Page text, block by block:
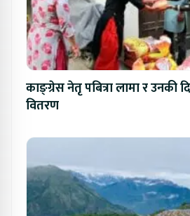
काङ्ग्रेस नेतृ पबित्रा लामा र उनकी
वितरण